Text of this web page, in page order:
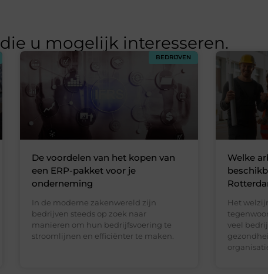
die u mogelijk interesseren.
BEDRIJVEN
De voordelen van het kopen van
een ERP-pakket voor je
onderneming
In de moderne zakenwereld zijn
bedrijven steeds op zoek naar
manieren om hun bedrijfsvoering te
stroomlijnen en efficiënter te maken.
Welke
Het
veel